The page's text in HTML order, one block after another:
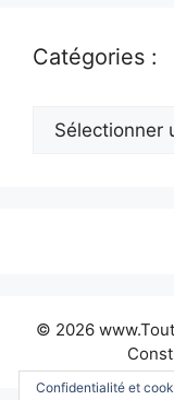
Catégories :
Catégories
© 2026
Confidentialité et